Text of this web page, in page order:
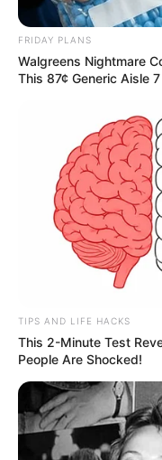
Informe seu número de
clique novamente em
Clique no botão abaixo
Escolha o Período
gerar o documento)
FRIDAY PLANS
Walgreens Nightmare
This 87¢ Generic Aisle
TIPS AND LIFE HACKS
This 2-Minute Test
People Are Shocked!